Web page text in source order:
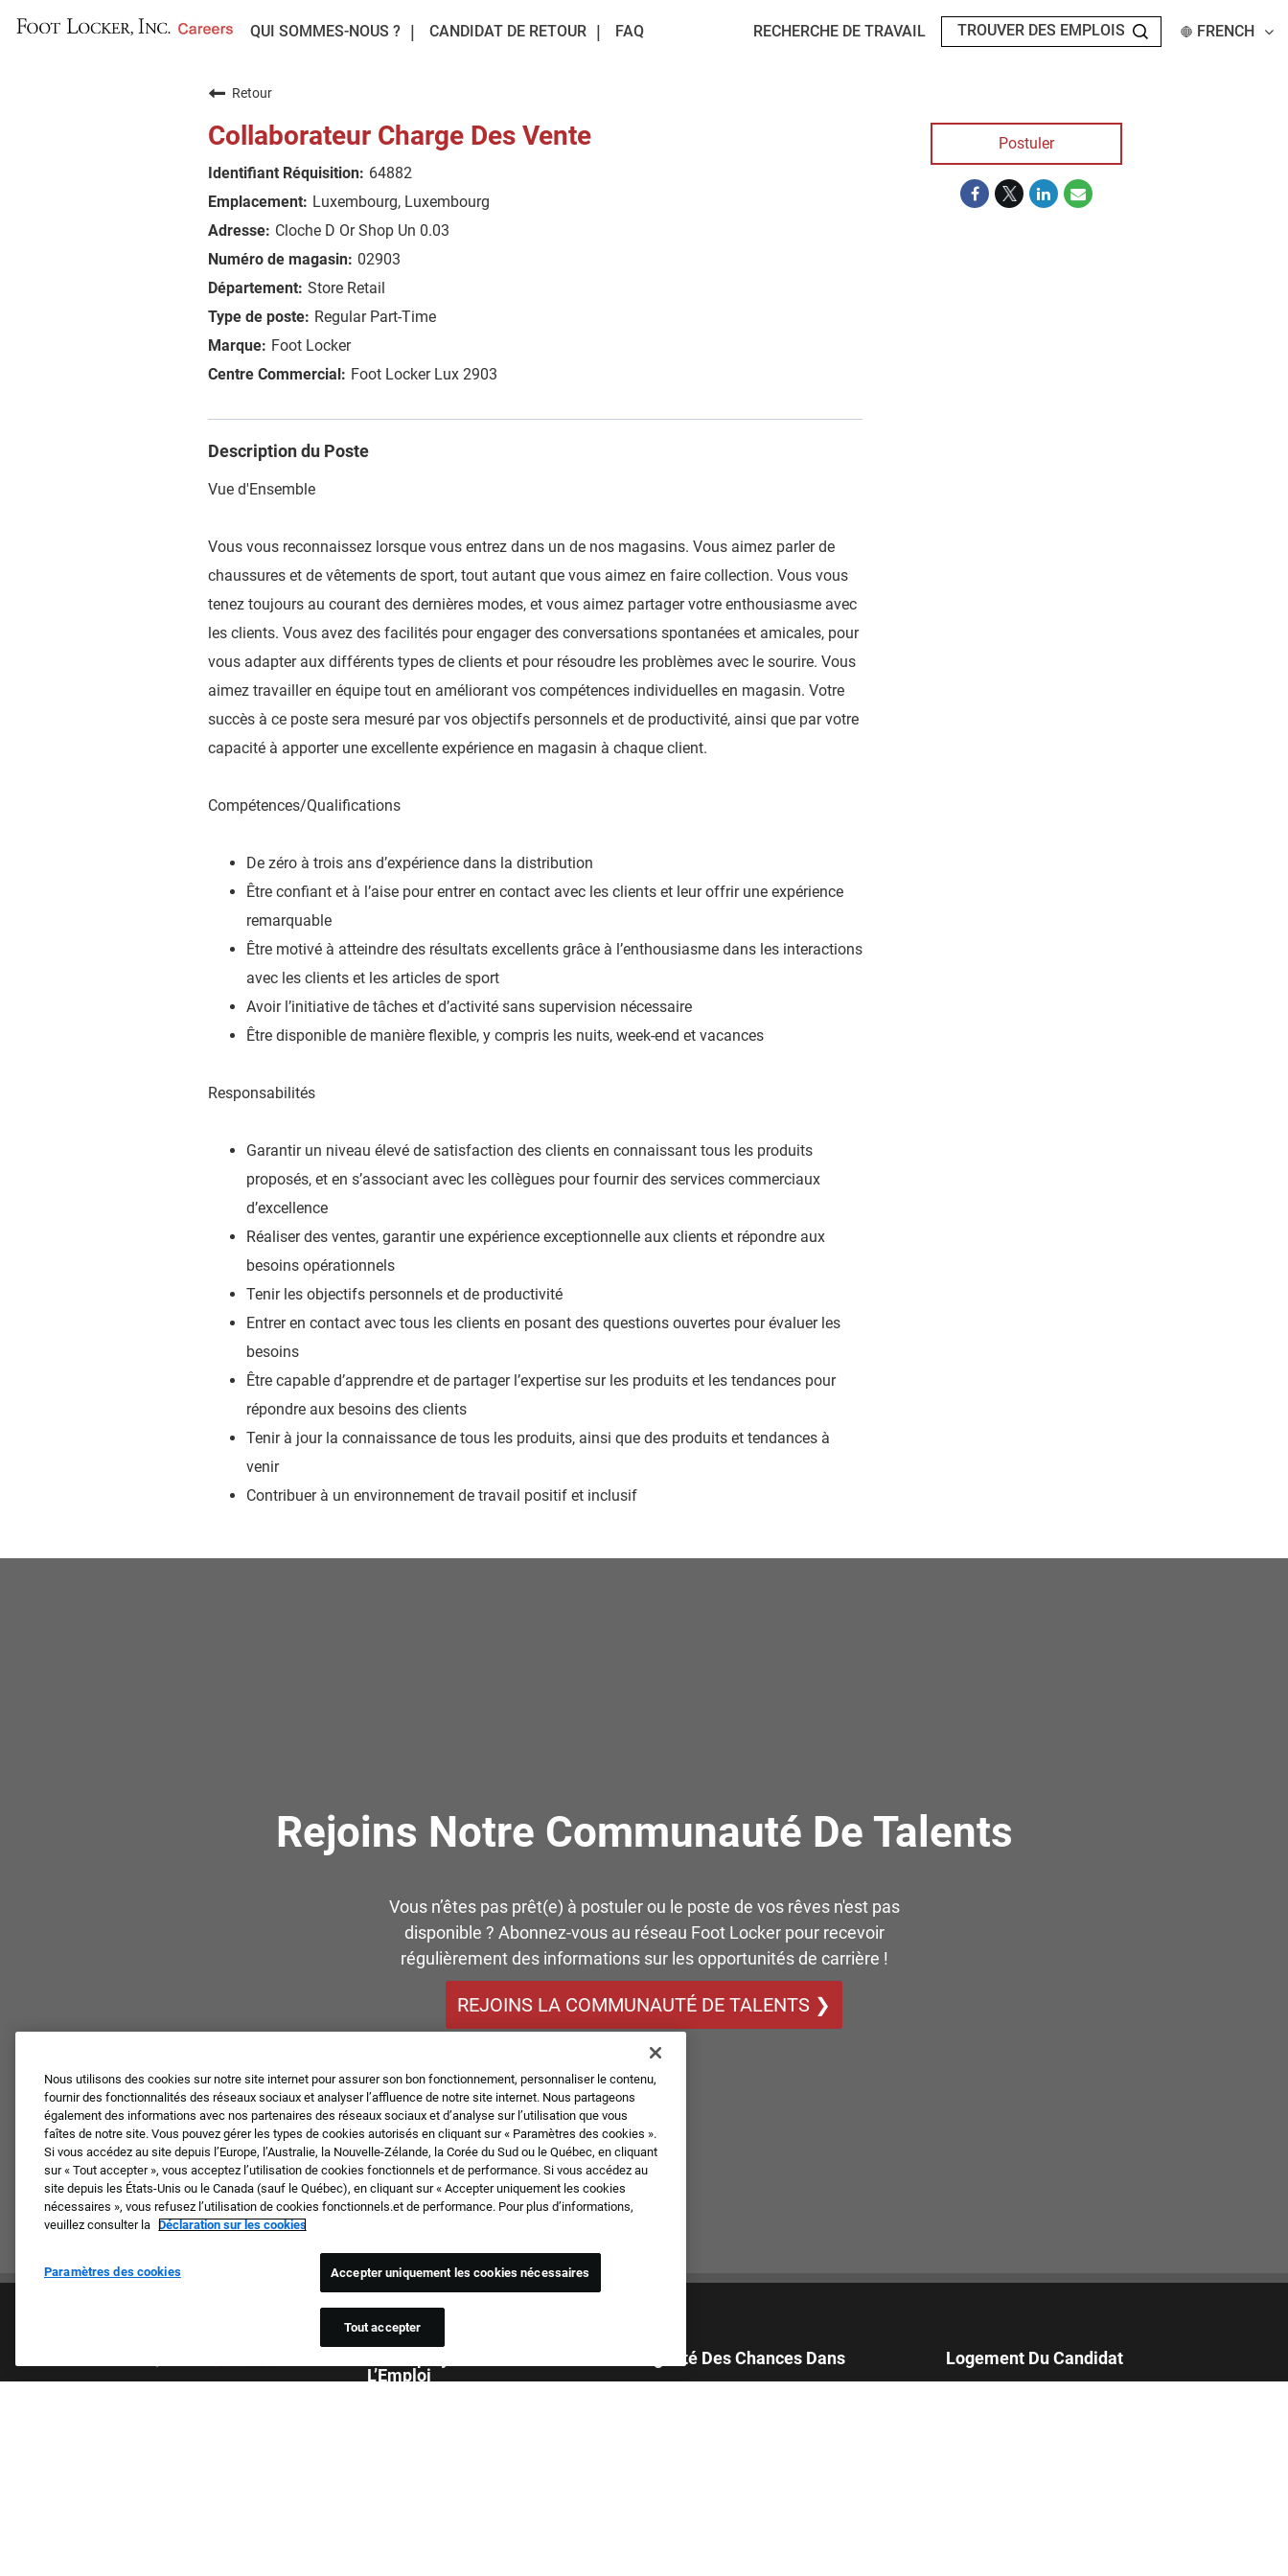
QUI SOMMES-NOUS ? CANDIDAT DE RETOUR FAQ RECHERCHE DE TRAVAIL FRENCH
Retour
Collaborateur Charge Des Vente
64882
Luxembourg, Luxembourg
Cloche D Or Shop Un 0.03
02903
Store Retail
Regular Part-Time
Foot Locker
Foot Locker Lux 2903
Description du Poste
Vue d'Ensemble
Vous vous reconnaissez lorsque vous entrez dans un de nos magasins. Vous aimez parler de
chaussures et de vêtements de sport, tout autant que vous aimez en faire collection. Vous vous
tenez toujours au courant des dernières modes, et vous aimez partager votre enthousiasme avec
les clients. Vous avez des facilités pour engager des conversations spontanées et amicales, pour
vous adapter aux différents types de clients et pour résoudre les problèmes avec le sourire. Vous
aimez travailler en équipe tout en améliorant vos compétences individuelles en magasin. Votre
succès à ce poste sera mesuré par vos objectifs personnels et de productivité, ainsi que par votre
capacité à apporter une excellente expérience en magasin à chaque client.
Compétences/Qualifications
De zéro à trois ans d’expérience dans la distribution
Être confiant et à l’aise pour entrer en contact avec les clients et leur offrir une expérience
remarquable
Être motivé à atteindre des résultats excellents grâce à l’enthousiasme dans les interactions
avec les clients et les articles de sport
Avoir l’initiative de tâches et d’activité sans supervision nécessaire
Être disponible de manière flexible, y compris les nuits, week-end et vacances
Responsabilités
Garantir un niveau élevé de satisfaction des clients en connaissant tous les produits
proposés, et en s’associant avec les collègues pour fournir des services commerciaux
d’excellence
Réaliser des ventes, garantir une expérience exceptionnelle aux clients et répondre aux
besoins opérationnels
Tenir les objectifs personnels et de productivité
Entrer en contact avec tous les clients en posant des questions ouvertes pour évaluer les
besoins
Être capable d’apprendre et de partager l’expertise sur les produits et les tendances pour
répondre aux besoins des clients
Tenir à jour la connaissance de tous les produits, ainsi que des produits et tendances à
venir
Contribuer à un environnement de travail positif et inclusif
Postuler
Rejoins Notre Communauté De Talents
Vous n’êtes pas prêt(e) à postuler ou le poste de vos rêves n'est pas
disponible ? Abonnez-vous au réseau Foot Locker pour recevoir
régulièrement des informations sur les opportunités de carrière !
REJOINS LA COMMUNAUTÉ DE TALENTS ❯
Un Employeur Fier De Promouvoir L'Égalité Des Chances Dans
L’Emploi
Logement Du Candidat
Nous utilisons des cookies sur notre site internet pour assurer son bon fonctionnement, personnaliser le contenu,
fournir des fonctionnalités des réseaux sociaux et analyser l’affluence de notre site internet. Nous partageons
également des informations avec nos partenaires des réseaux sociaux et d’analyse sur l’utilisation que vous
faîtes de notre site. Vous pouvez gérer les types de cookies autorisés en cliquant sur « Paramètres des cookies ».
Si vous accédez au site depuis l’Europe, l’Australie, la Nouvelle-Zélande, la Corée du Sud ou le Québec, en cliquant
sur « Tout accepter », vous acceptez l’utilisation de cookies fonctionnels et de performance. Si vous accédez au
site depuis les États-Unis ou le Canada (sauf le Québec), en cliquant sur « Accepter uniquement les cookies
nécessaires », vous refusez l’utilisation de cookies fonctionnels.et de performance. Pour plus d’informations,
veuillez consulter la Déclaration sur les cookies
Paramètres des cookies Accepter uniquement les cookies nécessaires
Tout accepter